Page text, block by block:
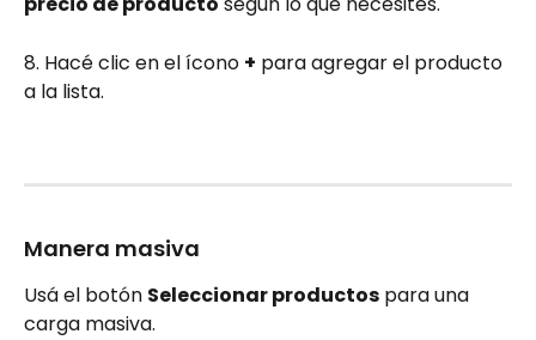
8. Hacé clic en el ícono + para agregar el producto
a la lista.
Manera masiva
Usá el botón Seleccionar productos para una
carga masiva.